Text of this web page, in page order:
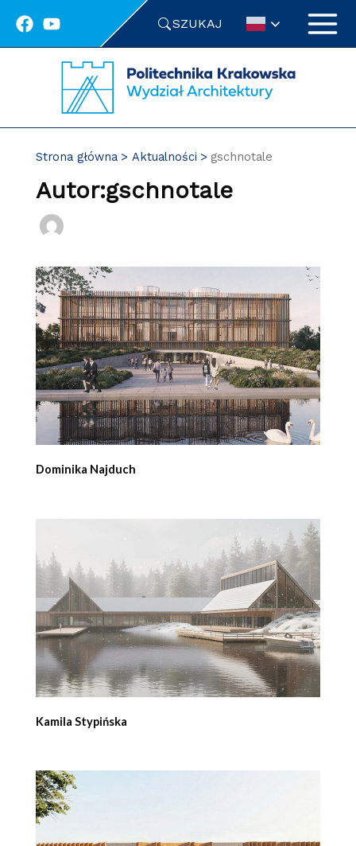
SZUKAJ
Strona główna Aktualności gschnotale
Autor:gschnotale
Dominika Najduch
Kamila Stypińska